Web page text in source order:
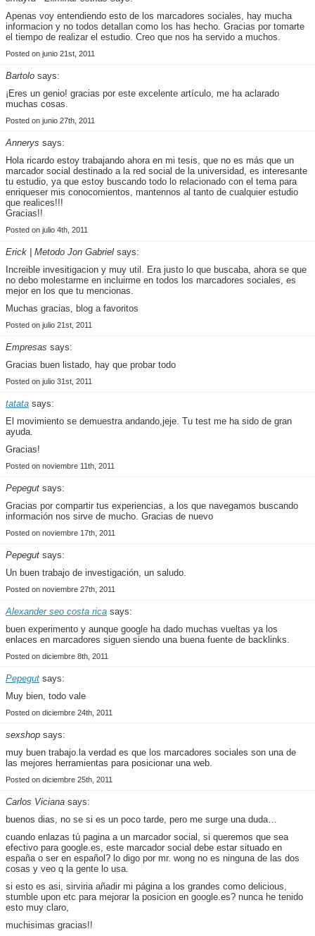
Apenas voy entendiendo esto de los marcadores sociales, hay mucha
informacion y no todos detallan como los has hecho. Gracias por tomarte
el tiempo de realizar el estudio. Creo que nos ha servido a muchos.
Posted on junio 21st, 2011
Bartolo says:
¡Eres un genio! gracias por este excelente artículo, me ha aclarado
muchas cosas.
Posted on junio 27th, 2011
Annerys says:
Hola ricardo estoy trabajando ahora en mi tesis, que no es más que un
marcador social destinado a la red social de la universidad, es interesante
tu estudio, ya que estoy buscando todo lo relacionado con el tema para
enriqueser mis conocomientos, mantennos al tanto de cualquier estudio
que realices!!!
Gracias!!
Posted on julio 4th, 2011
Erick | Metodo Jon Gabriel says:
Increible invesitigacion y muy util. Era justo lo que buscaba, ahora se que
no debo molestarme en incluirme en todos los marcadores sociales, es
mejor en los que tu mencionas.
Muchas gracias, blog a favoritos
Posted on julio 21st, 2011
Empresas says:
Gracias buen listado, hay que probar todo
Posted on julio 31st, 2011
tatata says:
El movimiento se demuestra andando,jeje. Tu test me ha sido de gran
ayuda.
Gracias!
Posted on noviembre 11th, 2011
Pepegut says:
Gracias por compartir tus experiencias, a los que navegamos buscando
información nos sirve de mucho. Gracias de nuevo
Posted on noviembre 17th, 2011
Pepegut says:
Un buen trabajo de investigación, un saludo.
Posted on noviembre 27th, 2011
Alexander seo costa rica says:
buen experimento y aunque google ha dado muchas vueltas ya los
enlaces en marcadores siguen siendo una buena fuente de backlinks.
Posted on diciembre 8th, 2011
Pepegut says:
Muy bien, todo vale
Posted on diciembre 24th, 2011
sexshop says:
muy buen trabajo.la verdad es que los marcadores sociales son una de
las mejores herramientas para posicionar una web.
Posted on diciembre 25th, 2011
Carlos Viciana says:
buenos dias, no se si es un poco tarde, pero me surge una duda…
cuando enlazas tú pagina a un marcador social, si queremos que sea
efectivo para google.es, este marcador social debe estar situado en
españa o ser en español? lo digo por mr. wong no es ninguna de las dos
cosas y veo q la gente lo usa.
si esto es asi, sirviria añadir mi página a los grandes como delicious,
stumble upon etc para mejorar la posicion en google.es? nunca he tenido
esto muy claro,
muchisimas gracias!!